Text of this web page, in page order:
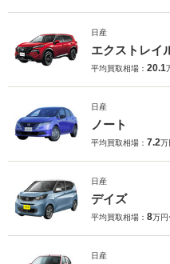
日産
エクストレイ
平均買取相場： 20.1
日産
ノート
平均買取相場： 7.2万
日産
デイズ
平均買取相場： 8万円
日産